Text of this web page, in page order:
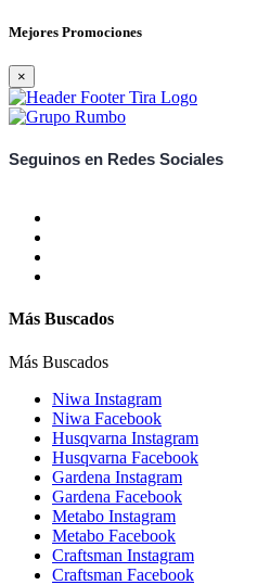
Mejores Promociones
×
Seguinos en Redes Sociales
Más Buscados
Más Buscados
Niwa Instagram
Niwa Facebook
Husqvarna Instagram
Husqvarna Facebook
Gardena Instagram
Gardena Facebook
Metabo Instagram
Metabo Facebook
Craftsman Instagram
Craftsman Facebook